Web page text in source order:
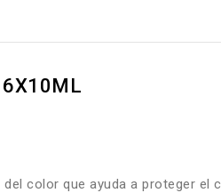
6X10ML
color que ayuda a proteger el